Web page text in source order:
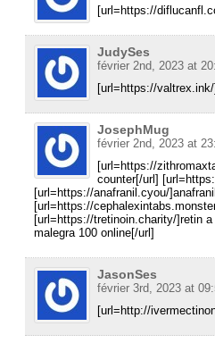
[url=https://
JudySes
février 2nd, 2023 at
[url=https://
JosephMug
février 2nd, 2023 at
[url=https://
counter[/url]
[url=https://anafranil.cyou/
[url=https://
[url=https://tretinoin.charity/]retin
malegra 100 online[/url]
JasonSes
février 3rd, 2023 at
[url=http://